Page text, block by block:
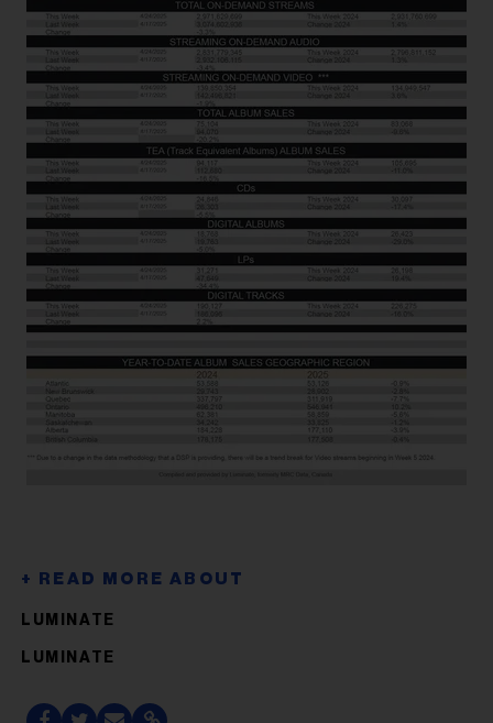
LUMINATE
LUMINATE